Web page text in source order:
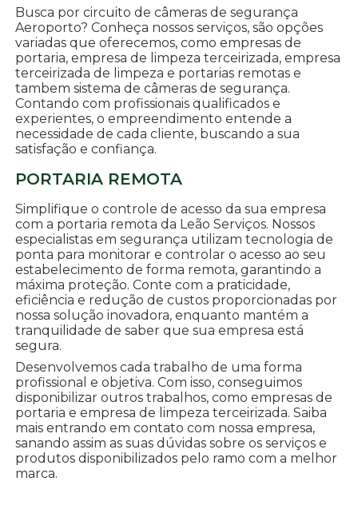
Busca por circuito de câmeras de segurança
Aeroporto? Conheça nossos serviços, são opções
variadas que oferecemos, como empresas de
portaria, empresa de limpeza terceirizada, empresa
terceirizada de limpeza e portarias remotas e
tambem sistema de câmeras de segurança.
Contando com profissionais qualificados e
experientes, o empreendimento entende a
necessidade de cada cliente, buscando a sua
satisfação e confiança.
PORTARIA REMOTA
Simplifique o controle de acesso da sua empresa
com a portaria remota da Leão Serviços. Nossos
especialistas em segurança utilizam tecnologia de
ponta para monitorar e controlar o acesso ao seu
estabelecimento de forma remota, garantindo a
máxima proteção. Conte com a praticidade,
eficiência e redução de custos proporcionadas por
nossa solução inovadora, enquanto mantém a
tranquilidade de saber que sua empresa está
segura.
Desenvolvemos cada trabalho de uma forma
profissional e objetiva. Com isso, conseguimos
disponibilizar outros trabalhos, como empresas de
portaria e empresa de limpeza terceirizada. Saiba
mais entrando em contato com nossa empresa,
sanando assim as suas dúvidas sobre os serviços e
produtos disponibilizados pelo ramo com a melhor
marca.